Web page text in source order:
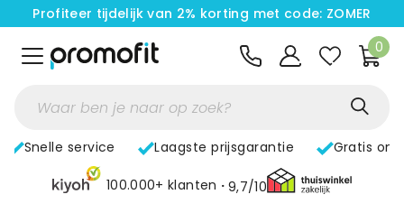
Profiteer tijdelijk van 2% korting met code: ZOMER
0
Snelle service Laagste prijsgarantie Gratis
100.000+ klanten 9,7/10